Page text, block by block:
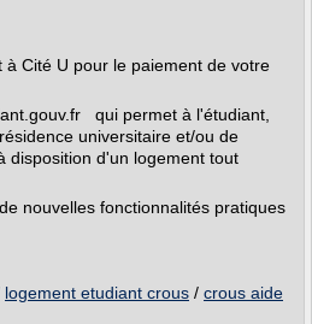
Cité U pour le paiement de votre
qui permet à l'étudiant,
universitaire et/ou de
disposition d'un logement tout
nouvelles fonctionnalités pratiques
logement etudiant crous / crous aide